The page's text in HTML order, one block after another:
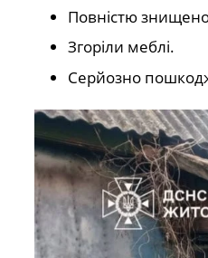
Повністю
Згоріли меблі.
Серйозно